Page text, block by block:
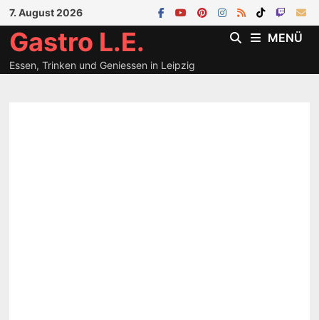
Zum
Inhalt
springen
7. August 2026
Gastro L.E.
Essen, Trinken und Geniessen in Leipzig
MENÜ